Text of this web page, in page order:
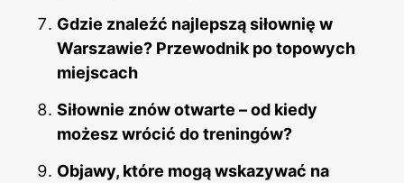
Gdzie znaleźć najlepszą siłownię w
Warszawie? Przewodnik po topowych
miejscach
Siłownie znów otwarte – od kiedy
możesz wrócić do treningów?
Objawy, które mogą wskazywać na